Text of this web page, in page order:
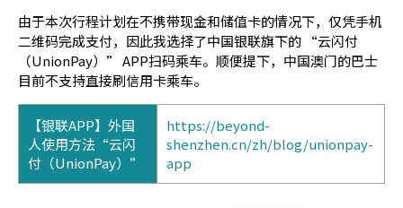
由于本次行程计划在不携带现金和储值卡的情况下，仅凭手机
二维码完成支付，因此我选择了中国银联旗下的 “云闪付
（UnionPay）” APP扫码乘车。顺便提下，中国澳门的巴士
目前不支持直接刷信用卡乘车。
【银联APP】外国
人使用方法“云闪
付（UnionPay）”
https://beyond-
shenzhen.cn/zh/blog/unionpay-
app